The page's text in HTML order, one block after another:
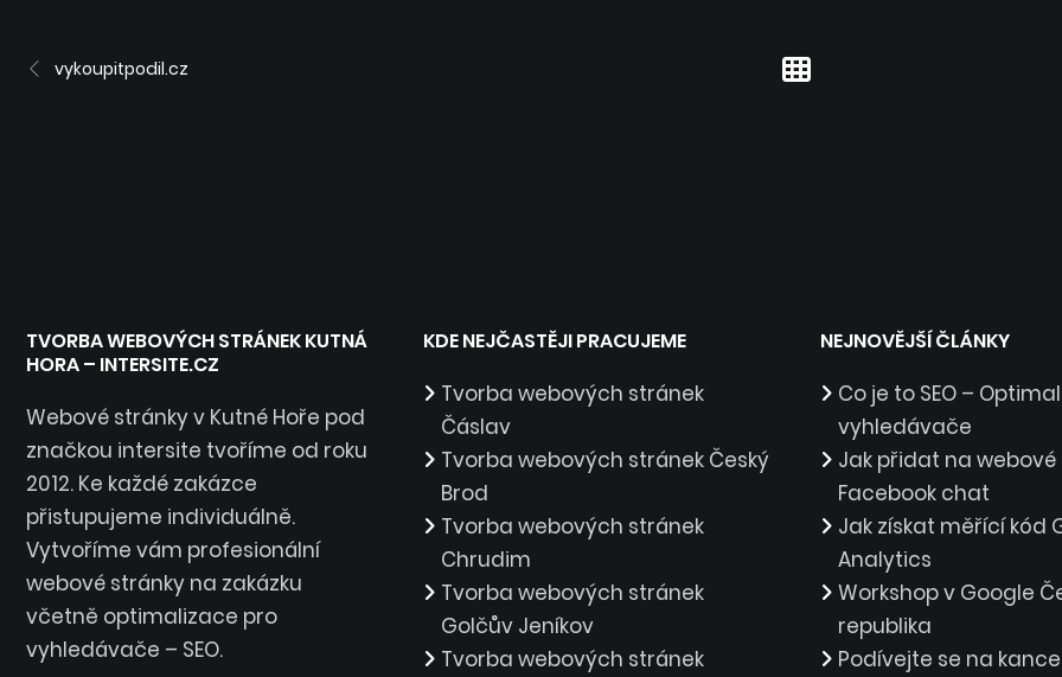
vykoupitpodil.cz
TVORBA WEBOVÝCH STRÁNEK KUTNÁ
HORA – INTERSITE.CZ
Webové stránky v Kutné Hoře pod
značkou intersite tvoříme od roku
2012. Ke každé zakázce
přistupujeme individuálně.
Vytvoříme vám profesionální
webové stránky na zakázku
včetně optimalizace pro
vyhledávače – SEO.
KDE NEJČASTĚJI PRACUJEME
Tvorba webových stránek
Čáslav
Tvorba webových stránek Český
Brod
Tvorba webových stránek
Chrudim
Tvorba webových stránek
Golčův Jeníkov
Tvorba webových stránek
NEJNOVĚJŠÍ ČLÁNKY
Co je to SEO –
vyhledávače
Jak přidat na webové
Facebook chat
Jak získat měřící kód
Analytics
Workshop v Google
republika
Podívejte se na